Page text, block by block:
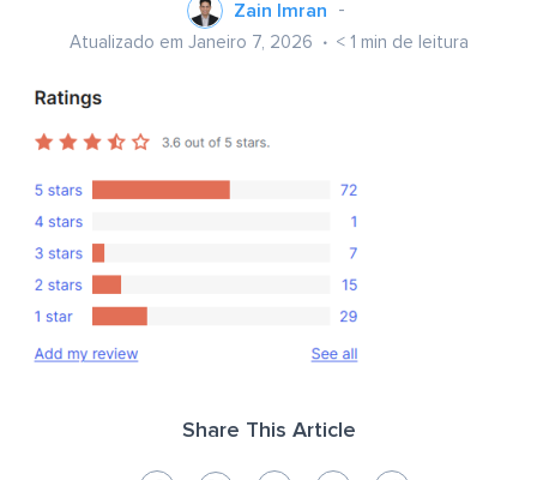
Zain Imran
Atualizado em Janeiro 7, 2026 < 1 min de leitura
Share This Article